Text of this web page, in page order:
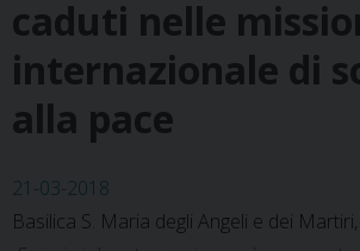
caduti nelle
internazionale di
alla pace
21-03-2018
Basilica S. Maria degli Angeli e dei